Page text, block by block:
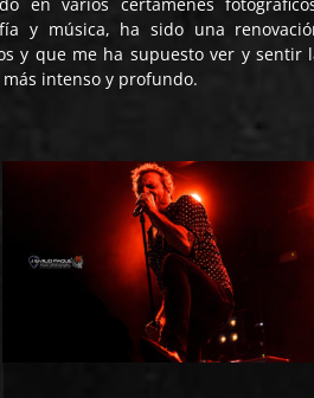
y música, ha sido una
y que me ha supuesto ver y sentir
intenso y profundo.